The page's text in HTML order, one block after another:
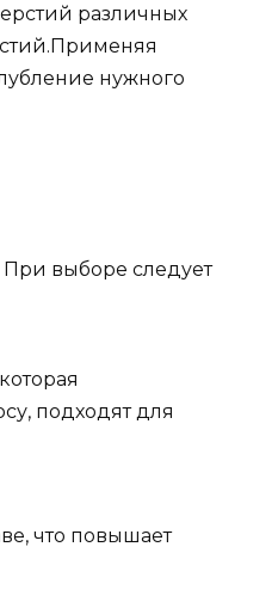
различных
нужного
При выборе следует
подходят для
что повышает